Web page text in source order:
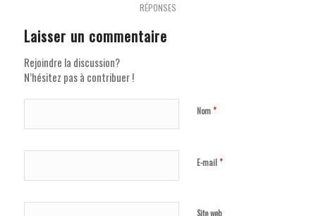
RÉPONSES
Laisser un commentaire
Rejoindre la discussion?
N’hésitez pas à contribuer !
Nom*
E-mail*
Site web